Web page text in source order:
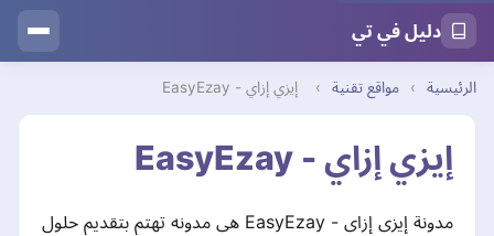
دليل في تي
الرئيسية › مواقع تقنية › إيزي إزاي - EasyEzay
إيزي إزاي - EasyEzay
مدونة إيزى إزاى - EasyEzay هى مدونه تهتم بتقديم حلول